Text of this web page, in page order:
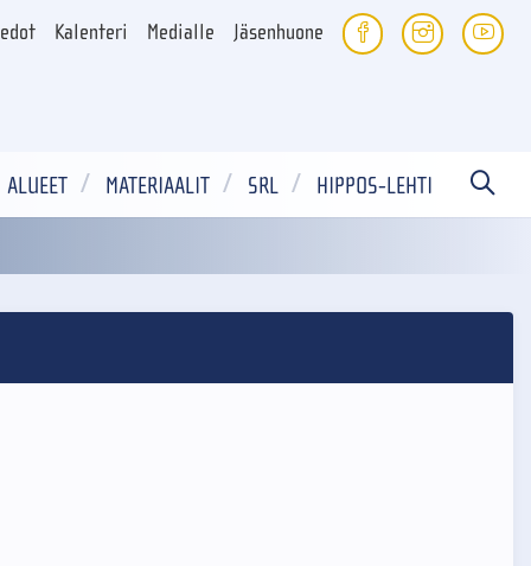
Kalenteri Medialle Jäsenhuone
ALUEET MATERIAALIT SRL HIPPOS-LEHTI